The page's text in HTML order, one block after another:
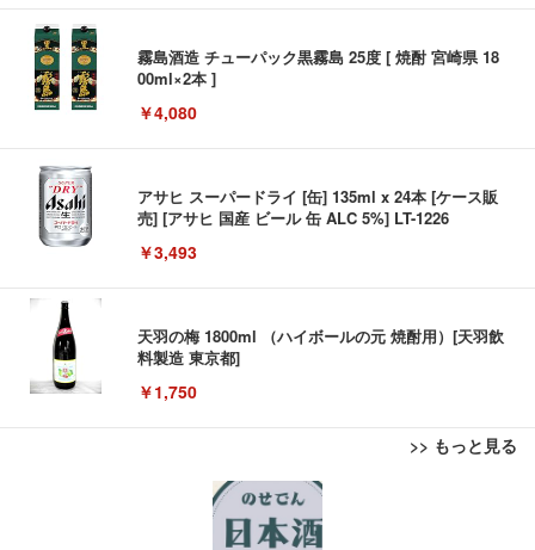
霧島酒造 チューパック黒霧島 25度 [ 焼酎 宮崎県 18
00ml×2本 ]
￥4,080
アサヒ スーパードライ [缶] 135ml x 24本 [ケース販
売] [アサヒ 国産 ビール 缶 ALC 5%] LT-1226
￥3,493
天羽の梅 1800ml （ハイボールの元 焼酎用）[天羽飲
料製造 東京都]
￥1,750
>> もっと見る
【New】Amazon Fire TV Stick HD | 手軽にストリ
ーミングをはじめよう | ストリーミングメディアプ
エレコム モニターアーム シングルアーム 17~32イン
チ対応 耐荷重:9kg ガス式 VESA規格対応 ブラック
DPA-SS02BK
エレコム 有線キーボード メンブレン ブラック TK-F